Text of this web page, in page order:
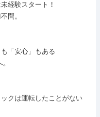
経験スタート！
問。
「安心」もある
クは運転したことがない